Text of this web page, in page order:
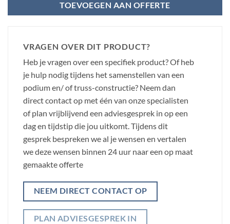
TOEVOEGEN AAN OFFERTE
VRAGEN OVER DIT PRODUCT?
Heb je vragen over een specifiek product? Of heb
je hulp nodig tijdens het samenstellen van een
podium en/ of truss-constructie? Neem dan
direct contact op met één van onze specialisten
of plan vrijblijvend een adviesgesprek in op een
dag en tijdstip die jou uitkomt. Tijdens dit
gesprek bespreken we al je wensen en vertalen
we deze wensen binnen 24 uur naar een op maat
gemaakte offerte
NEEM DIRECT CONTACT OP
PLAN ADVIESGESPREK IN